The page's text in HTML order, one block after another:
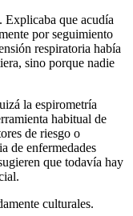
Explicaba que acudía
por seguimiento
respiratoria había
sino porque nadie
la espirometría
habitual de
de riesgo o
de enfermedades
que todavía hay
culturales.